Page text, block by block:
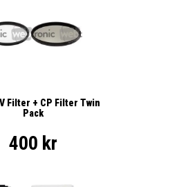
Filter + CP Filter Twin
Pack
400 kr